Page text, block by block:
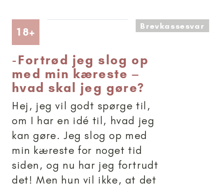
18+ Artikler anbefalet til 18+Brevkassesvar
-Fortrød jeg slog op
med min kæreste –
hvad skal jeg gøre?
Hej, jeg vil godt spørge til,
om I har en idé til, hvad jeg
kan gøre. Jeg slog op med
min kæreste for noget tid
siden, og nu har jeg fortrudt
det! Men hun vil ikke, at det